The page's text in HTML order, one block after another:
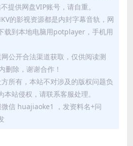
提供网盘VIP账号，请自重。
的影视资源都是内封字幕音轨，网
载到本地电脑用potplayer，手机用
公开合法渠道获取，仅供阅读测
删除，谢谢合作！
所有，本站不对涉及的版权问题负
站侵权，请联系客服处理。
信 huajiaoke1 ，发资料名+问